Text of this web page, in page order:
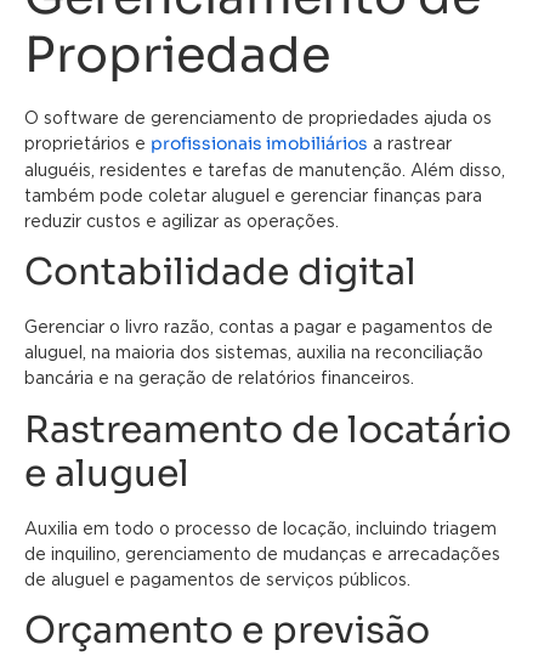
Propriedade
O software de gerenciamento de propriedades ajuda os
proprietários e profissionais imobiliários a rastrear
aluguéis, residentes e tarefas de manutenção. Além disso,
também pode coletar aluguel e gerenciar finanças para
reduzir custos e agilizar as operações.
Contabilidade digital
Gerenciar o livro razão, contas a pagar e pagamentos de
aluguel, na maioria dos sistemas, auxilia na reconciliação
bancária e na geração de relatórios financeiros.
Rastreamento de locatário
e aluguel
Auxilia em todo o processo de locação, incluindo triagem
de inquilino, gerenciamento de mudanças e arrecadações
de aluguel e pagamentos de serviços públicos.
Orçamento e previsão